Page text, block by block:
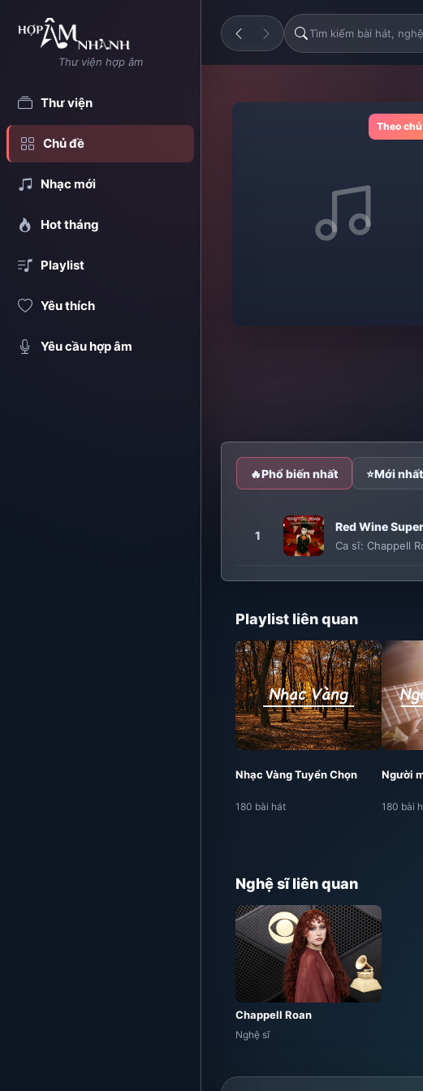
Thư viện hợp âm
Thư viện
Chủ đề
Nhạc mới
Hot tháng
Playlist
Yêu thích
Yêu cầu hợp âm
Theo
🔥Phổ biến nhất ⭐Mới nhất
1
Red Wine
Ca sĩ: Chappell
Playlist liên quan
Nhạc Vàng Tuyển Chọn
180 bài hát
Người
180 bài
Nghệ sĩ liên quan
Chappell Roan
Nghệ sĩ